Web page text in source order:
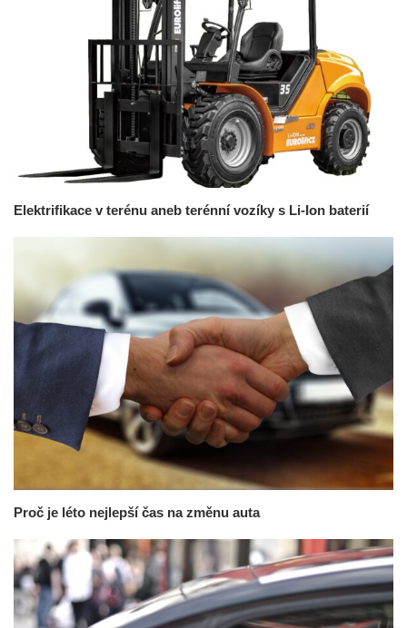
Elektrifikace v terénu aneb terénní vozíky s Li-Ion baterií
Proč je léto nejlepší čas na změnu auta